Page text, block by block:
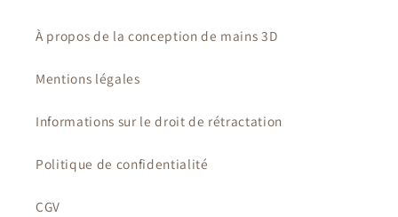
À propos de la conception de mains 3D
Mentions légales
Informations sur le droit de rétractation
Politique de confidentialité
CGV